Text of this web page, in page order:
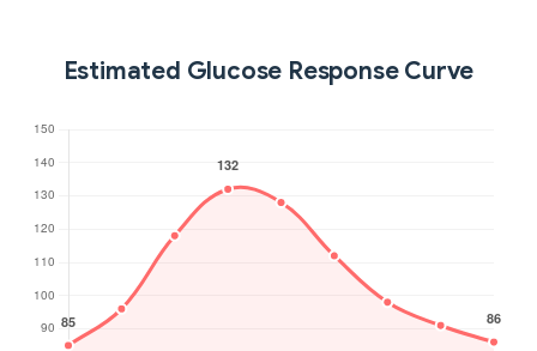
Estimated Glucose Response Curve